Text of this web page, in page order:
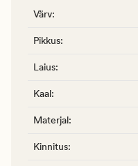
Värv:
Pikkus:
Laius:
Kaal:
Materjal:
Kinnitus: